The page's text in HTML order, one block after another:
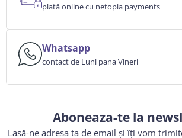
plată online cu netopia payments
Whatsapp
contact de Luni pana Vineri
Aboneaza-te la
Lasă-ne adresa ta de email și îți vom